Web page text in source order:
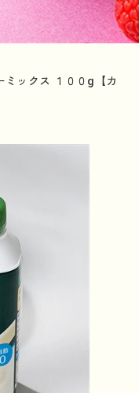
ミックス １００g【カ